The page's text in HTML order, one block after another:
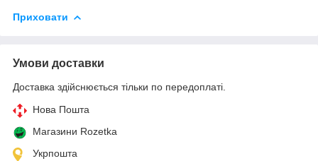
Приховати
Умови доставки
Доставка здійснюється тільки по передоплаті.
Нова Пошта
Магазини Rozetka
Укрпошта